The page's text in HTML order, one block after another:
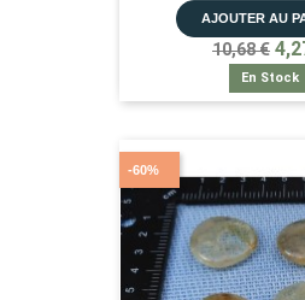
AJOUTER AU
10,68 €
En Stock
-60%